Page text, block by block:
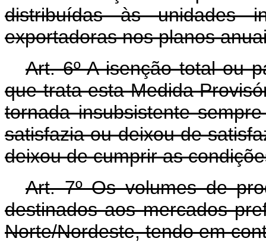
distribuídas às unidades
exportadoras nos planos
Art. 6º A isenção total ou
que trata esta Medida
tornada insubsistente
satisfazia ou deixou de
deixou de cumprir as
Art. 7º Os volumes de
destinados aos mercados
Norte/Nordeste, tendo em